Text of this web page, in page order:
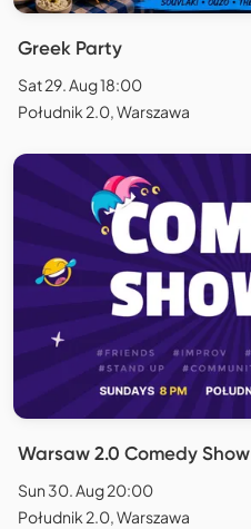
Greek Party
Sat 29. Aug 18:00
Południk 2.0, Warszawa
Warsaw 2.0 Comedy Show
Sun 30. Aug 20:00
Południk 2.0, Warszawa